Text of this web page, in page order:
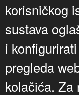
korisničkog
sustava
i
pregleda
kolačića. Za